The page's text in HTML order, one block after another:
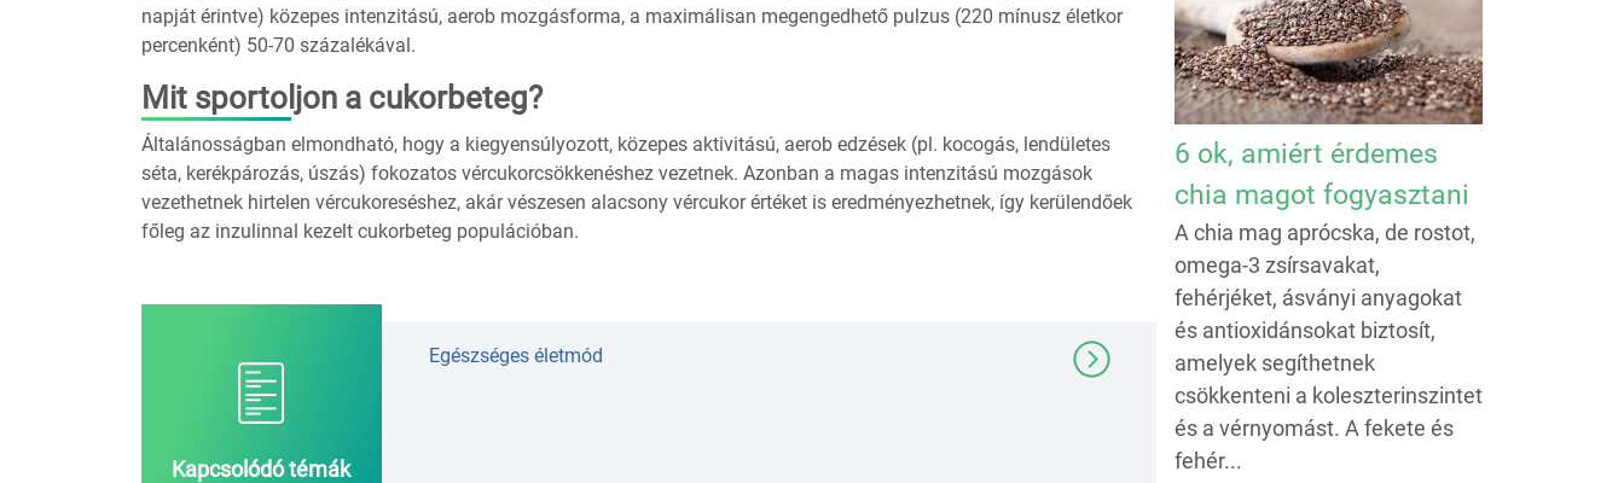
napját érintve) közepes intenzitású, aerob mozgásforma, a maximálisan megengedhető pulzus (220 mínusz életkor
percenként) 50-70 százalékával.
Mit sportoljon a cukorbeteg?
Általánosságban elmondható, hogy a kiegyensúlyozott, közepes aktivitású, aerob edzések (pl. kocogás, lendületes
séta, kerékpározás, úszás) fokozatos vércukorcsökkenéshez vezetnek. Azonban a magas intenzitású mozgások
vezethetnek hirtelen vércukoreséshez, akár vészesen alacsony vércukor értéket is eredményezhetnek, így kerülendőek
főleg az inzulinnal kezelt cukorbeteg populációban.
Kapcsolódó témák
Egészséges életmód
6 ok, amiért érdemes
chia magot fogyasztani
A chia mag aprócska, de rostot,
omega-3 zsírsavakat,
fehérjéket, ásványi anyagokat
és antioxidánsokat biztosít,
amelyek segíthetnek
csökkenteni a koleszterinszintet
és a vérnyomást. A fekete és
fehér...